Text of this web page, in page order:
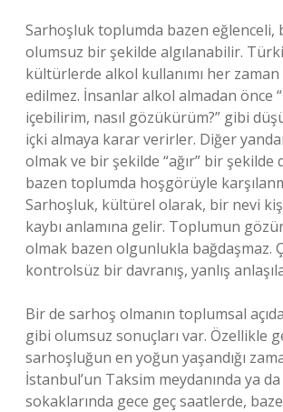
Sarhoşluk toplumda bazen eğlenceli,
olumsuz bir şekilde algılanabilir.
kültürlerde alkol kullanımı her
edilmez. İnsanlar alkol almadan önce
içebilirim, nasıl gözükürüm?” gibi
içki almaya karar verirler. Diğer
olmak ve bir şekilde “ağır” bir şekilde
bazen toplumda hoşgörüyle
Sarhoşluk, kültürel olarak, bir nevi
kaybı anlamına gelir. Toplumun
olmak bazen olgunlukla bağdaşmaz.
kontrolsüz bir davranış, yanlış
Bir de sarhoş olmanın toplumsal
gibi olumsuz sonuçları var. Özellikle
sarhoşluğun en yoğun yaşandığı
İstanbul’un Taksim meydanında ya da
sokaklarında gece geç saatlerde,